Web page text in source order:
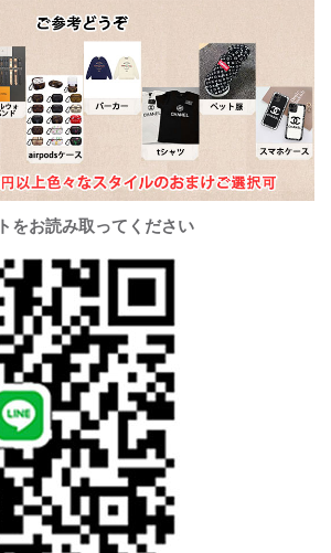
をお読み取ってください